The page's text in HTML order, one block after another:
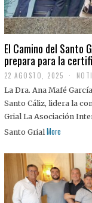
El Camino del Santo
prepara para la
22 AGOSTO, 2025
2
A
G
O
S
2
5
La Dra. Ana Mafé
Santo Cáliz, lidera la
Grial La Asociación
Santo Grial More